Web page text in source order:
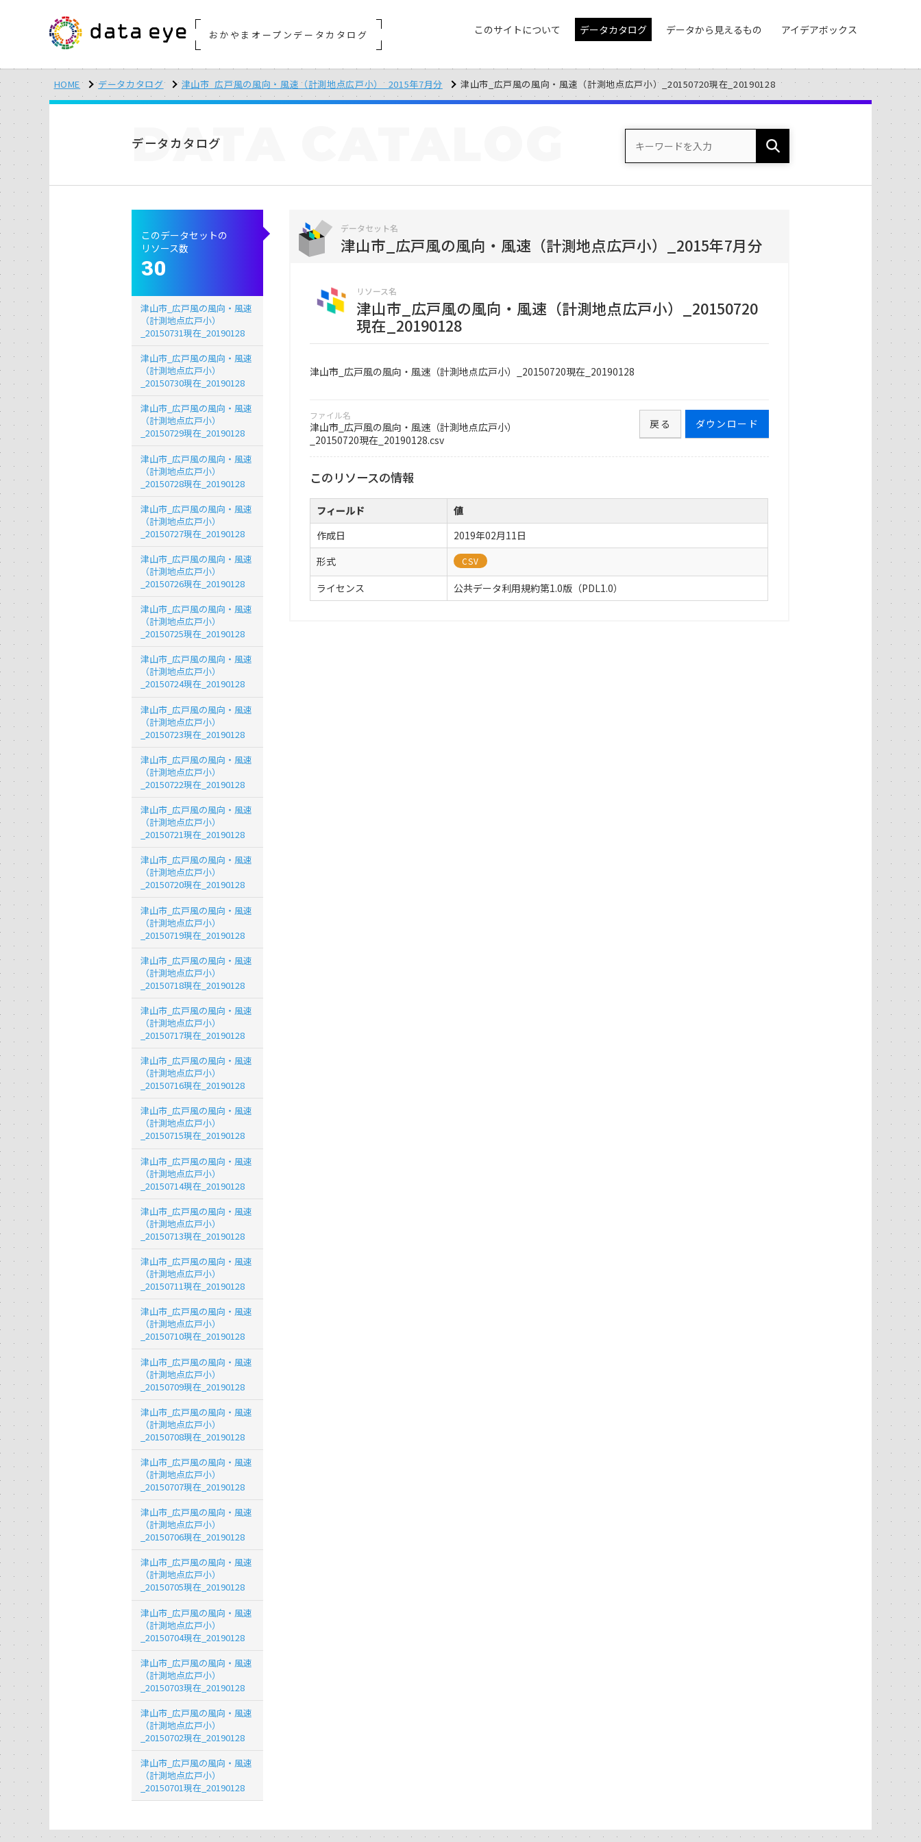
おかやまオープンデータカタログ このサイトについて データカタログ データから見えるもの アイデアボックス
HOME データカタログ 津山市_広戸風の風向・風速（計測地点広戸小）_2015年7月分 津山市_広戸風の風向・風速（計測地点広戸小）_20150720現在_20190128
データカタログ
DATA
データセット名
津山市_広戸風の風向・風速（計測地点広戸小）_2015年7月分
リソース名
津山市_広戸風の風向・風速（計測地点広戸小）_20150720
現在_20190128
津山市_広戸風の風向・風速（計測地点広戸小）_20150720現在_20190128
ファイル名
津山市_広戸風の風向・風速（計測地点広戸小）
_20150720現在_20190128.csv
ダウンロード
戻る
このリソースの情報
フィールド
値
作成日
2019年02月11日
形式
CSV
ライセンス 公共データ利用規約第1.0版（PDL1.0）
このデータセットの
リソース数
30
津山市_広戸風の風向・風速
（計測地点広戸小）
_20150731現在_20190128
津山市_広戸風の風向・風速
（計測地点広戸小）
_20150730現在_20190128
津山市_広戸風の風向・風速
（計測地点広戸小）
_20150729現在_20190128
津山市_広戸風の風向・風速
（計測地点広戸小）
_20150728現在_20190128
津山市_広戸風の風向・風速
（計測地点広戸小）
_20150727現在_20190128
津山市_広戸風の風向・風速
（計測地点広戸小）
_20150726現在_20190128
津山市_広戸風の風向・風速
（計測地点広戸小）
_20150725現在_20190128
津山市_広戸風の風向・風速
（計測地点広戸小）
_20150724現在_20190128
津山市_広戸風の風向・風速
（計測地点広戸小）
_20150723現在_20190128
津山市_広戸風の風向・風速
（計測地点広戸小）
_20150722現在_20190128
津山市_広戸風の風向・風速
（計測地点広戸小）
_20150721現在_20190128
津山市_広戸風の風向・風速
（計測地点広戸小）
_20150720現在_20190128
津山市_広戸風の風向・風速
（計測地点広戸小）
_20150719現在_20190128
津山市_広戸風の風向・風速
（計測地点広戸小）
_20150718現在_20190128
津山市_広戸風の風向・風速
（計測地点広戸小）
_20150717現在_20190128
津山市_広戸風の風向・風速
（計測地点広戸小）
_20150716現在_20190128
津山市_広戸風の風向・風速
（計測地点広戸小）
_20150715現在_20190128
津山市_広戸風の風向・風速
（計測地点広戸小）
_20150714現在_20190128
津山市_広戸風の風向・風速
（計測地点広戸小）
_20150713現在_20190128
津山市_広戸風の風向・風速
（計測地点広戸小）
_20150711現在_20190128
津山市_広戸風の風向・風速
（計測地点広戸小）
_20150710現在_20190128
津山市_広戸風の風向・風速
（計測地点広戸小）
_20150709現在_20190128
津山市_広戸風の風向・風速
（計測地点広戸小）
_20150708現在_20190128
津山市_広戸風の風向・風速
（計測地点広戸小）
_20150707現在_20190128
津山市_広戸風の風向・風速
（計測地点広戸小）
_20150706現在_20190128
津山市_広戸風の風向・風速
（計測地点広戸小）
_20150705現在_20190128
津山市_広戸風の風向・風速
（計測地点広戸小）
_20150704現在_20190128
津山市_広戸風の風向・風速
（計測地点広戸小）
_20150703現在_20190128
津山市_広戸風の風向・風速
（計測地点広戸小）
_20150702現在_20190128
津山市_広戸風の風向・風速
（計測地点広戸小）
_20150701現在_20190128